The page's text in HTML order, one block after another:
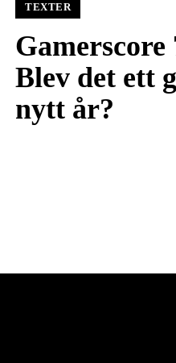
TEXTER
Gamerscore
Blev det ett
nytt år?